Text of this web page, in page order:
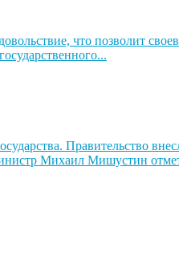
что позволит
Правительство
Михаил Мишустин